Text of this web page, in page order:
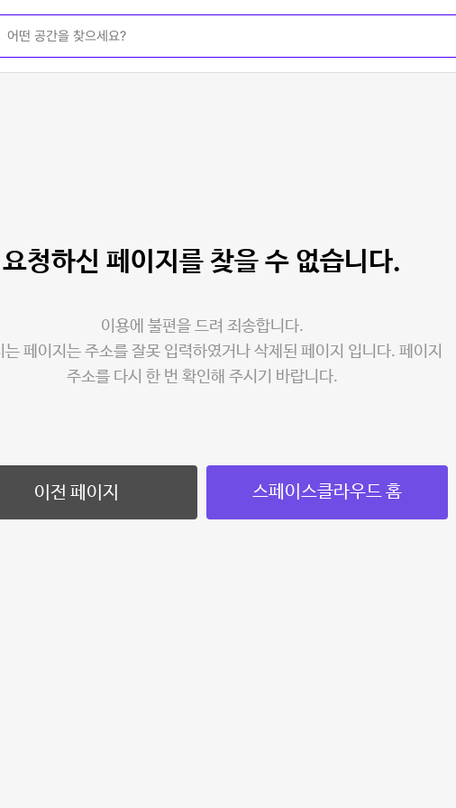
요청하신 페이지를 찾을 수 없습니다.
이용에 불편을 드려 죄송합니다.
는 페이지는 주소를 잘못 입력하였거나 삭제된 페이지 입니다. 페이지
주소를 다시 한 번 확인해 주시기 바랍니다.
이전 페이지 스페이스클라우드 홈